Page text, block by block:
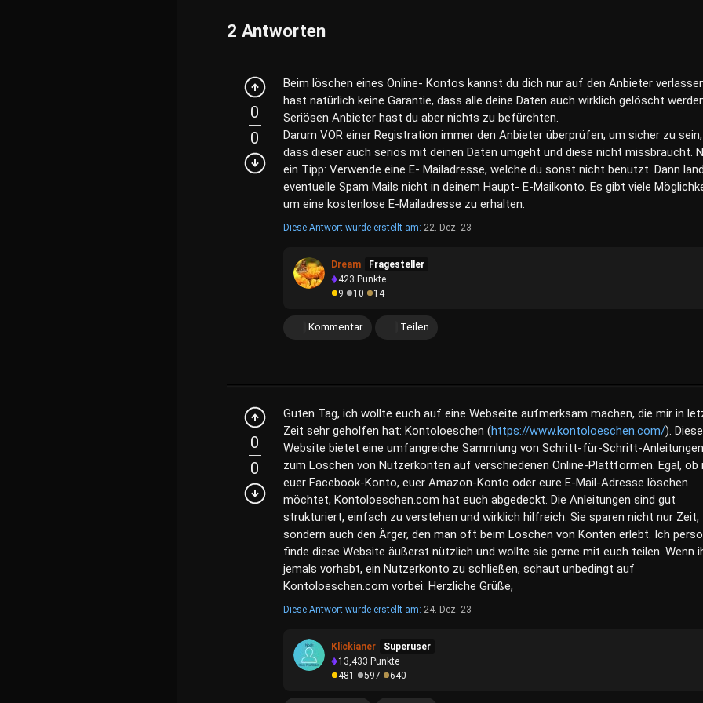
2 Antworten
0
0
Beim löschen eines Online- Kontos kannst du dich nur auf den Anbieter
hast natürlich keine Garantie, dass alle deine Daten auch wirklich gelöscht
Seriösen Anbieter hast du aber nichts zu befürchten.
Darum VOR einer Registration immer den Anbieter überprüfen, um sicher zu sein,
dass dieser auch seriös mit deinen Daten umgeht und diese nicht missbraucht.
ein Tipp: Verwende eine E- Mailadresse, welche du sonst nicht benutzt. Dann
eventuelle Spam Mails nicht in deinem Haupt- E-Mailkonto. Es gibt viele
um eine kostenlose E-Mailadresse zu erhalten.
Diese Antwort wurde erstellt am: 22. Dez. 23
Dream
Fragesteller
423 Punkte
9
10 14
Kommentar Teilen
0
0
Guten Tag, ich wollte euch auf eine Webseite aufmerksam machen, die mir in
Zeit sehr geholfen hat: Kontoloeschen (https://www.kontoloeschen.com/). Diese
Website bietet eine umfangreiche Sammlung von Schritt-für-Schritt-Anleitungen
zum Löschen von Nutzerkonten auf verschiedenen Online-Plattformen. Egal, ob
euer Facebook-Konto, euer Amazon-Konto oder eure E-Mail-Adresse löschen
möchtet, Kontoloeschen.com hat euch abgedeckt. Die Anleitungen sind gut
strukturiert, einfach zu verstehen und wirklich hilfreich. Sie sparen nicht nur Zeit,
sondern auch den Ärger, den man oft beim Löschen von Konten erlebt. Ich
finde diese Website äußerst nützlich und wollte sie gerne mit euch teilen. Wenn
jemals vorhabt, ein Nutzerkonto zu schließen, schaut unbedingt auf
Kontoloeschen.com vorbei. Herzliche Grüße,
Diese Antwort wurde erstellt am: 24. Dez. 23
Klickianer
Superuser
13,433 Punkte
481
597 640